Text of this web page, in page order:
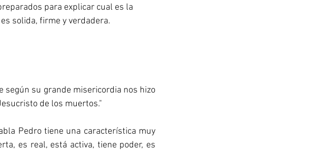
para explicar cual es la
solida, firme y verdadera.
según su grande misericordia nos hizo
de los muertos."
Pedro tiene una característica muy
es real, está activa, tiene poder, es